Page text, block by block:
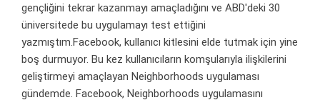
gençliğini tekrar kazanmayı amaçladığını ve ABD'deki 30
üniversitede bu uygulamayı test ettiğini
yazmıştım.Facebook, kullanıcı kitlesini elde tutmak için yine
boş durmuyor. Bu kez kullanıcıların komşularıyla ilişkilerini
geliştirmeyi amaçlayan Neighborhoods uygulaması
gündemde. Facebook, Neighborhoods uygulamasını